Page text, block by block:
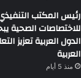
رئيس المكتب
للاختصاصات الصحية
الدول العربية تعزيز
العربية
منذ 5 أيام